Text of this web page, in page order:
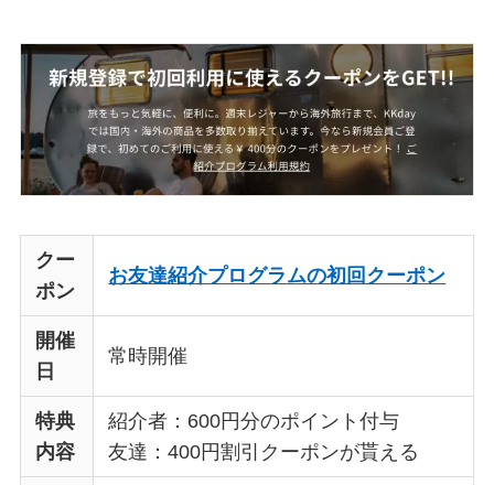
クー
ポン
お友達紹介プログラムの初回クーポン
開催
日
常時開催
特典
内容
紹介者：600円分のポイント付与
友達：400円割引クーポンが貰える